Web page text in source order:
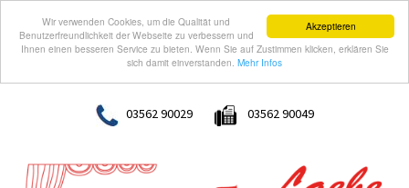
Akzeptieren
Wir verwenden Cookies, um die Qualität und
Benutzerfreundlichkeit der Webseite zu verbessern und
Ihnen einen besseren Service zu bieten. Wenn Sie auf Zustimmen klicken, erklären Sie
sich damit einverstanden. Mehr Infos
03562 90029 03562 90049